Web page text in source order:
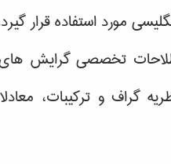
مورد استفاده قرار
تخصصی گرایش
گراف و تركیبات،